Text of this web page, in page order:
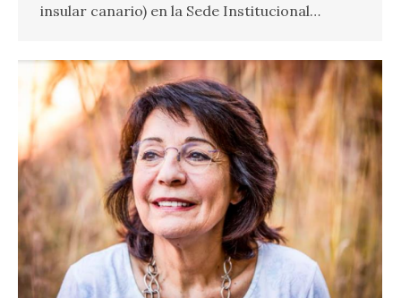
insular canario) en la Sede Institucional…